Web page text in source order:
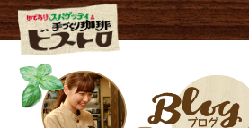
title_course_set | ビストロ埼玉県越谷市のビストロ